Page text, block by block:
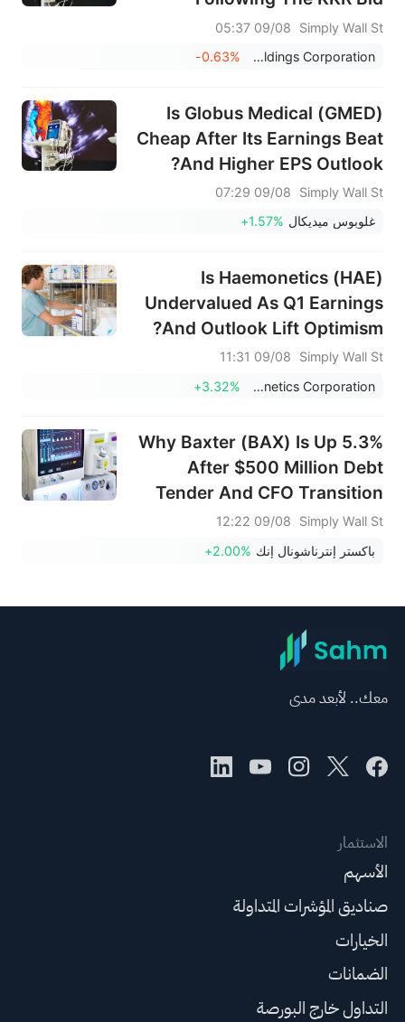
Simply Wall St
09/08 05:37
Integer Holdings Corporation
-0.63%
Is Globus Medical (GMED)
Cheap After Its Earnings Beat
And Higher EPS Outlook?
Simply Wall St
09/08 07:29
غلوبوس ميديكال +1.57%
Is Haemonetics (HAE)
Undervalued As Q1 Earnings
And Outlook Lift Optimism?
Simply Wall St
09/08 11:31
Haemonetics Corporation
+3.32%
Why Baxter (BAX) Is Up 5.3%
After $500 Million Debt
Tender And CFO Transition
News
Simply Wall St
09/08 12:22
باكستر إنترناشونال إنك +2.00%
معك.. لأبعد مدى
الاستثمار
الأسهم
صناديق المؤشرات المتداولة
الخيارات
الضمانات
التداول خارج البورصة